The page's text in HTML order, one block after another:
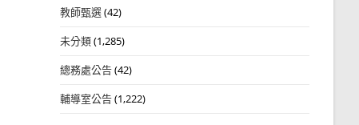
教師甄選(42)
未分類(1,285)
總務處公告(42)
輔導室公告(1,222)